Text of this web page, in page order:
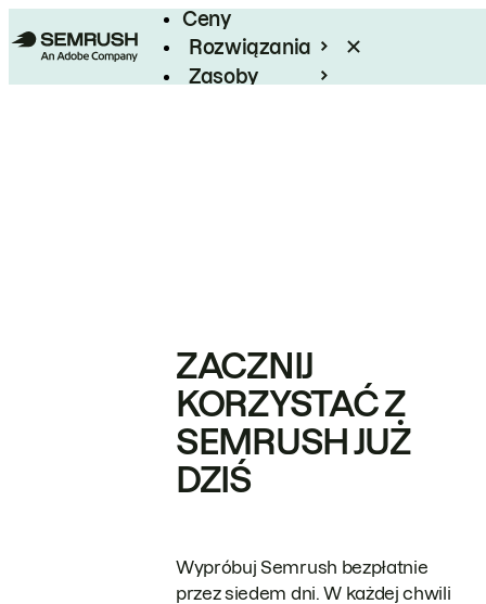
Ceny
Rozwiązania
Zasoby
ZACZNIJ
KORZYSTAĆ Z
SEMRUSH JUŻ
DZIŚ
Wypróbuj Semrush bezpłatnie
przez siedem dni. W każdej chwili